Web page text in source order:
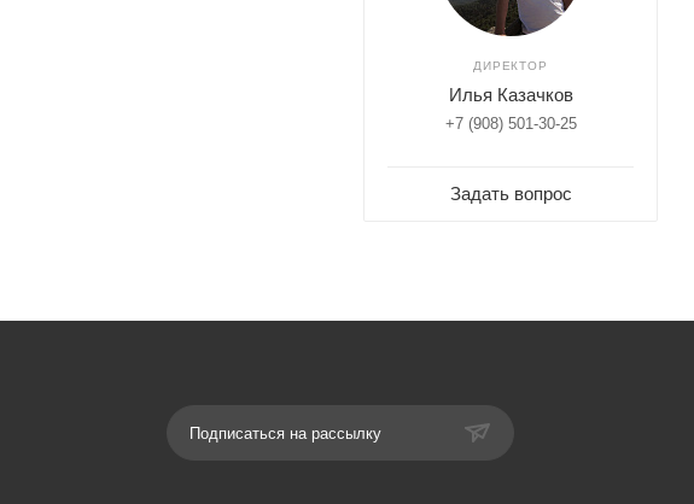
ДИРЕКТОР
Илья Казачков
+7 (908) 501-30-25
Задать вопрос
Подписаться на рассылку